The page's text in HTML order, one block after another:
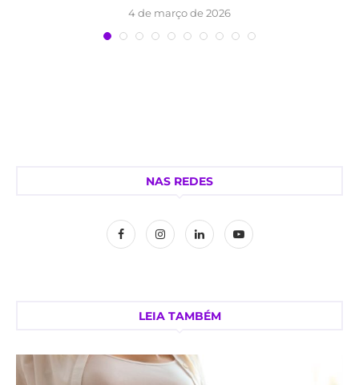
4 de março de 2026
NAS REDES
LEIA TAMBÉM